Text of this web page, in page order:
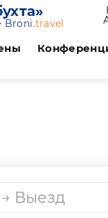
Broni.travel